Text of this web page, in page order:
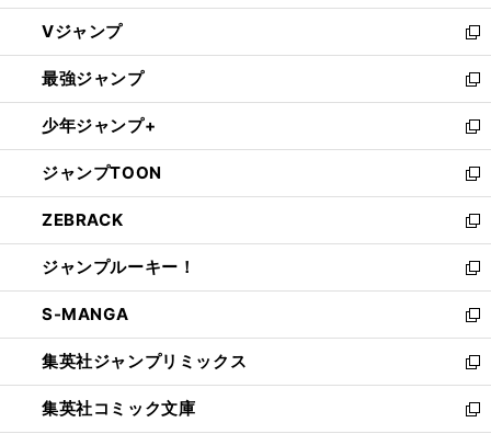
ウ
ィ
ン
ド
ウ
で
開
く
し
い
ウ
ィ
ン
ド
ウ
で
開
く
Vジャンプ
新
し
い
ウ
ィ
ン
ド
ウ
で
開
く
最強ジャンプ
新
し
い
ウ
ィ
ン
ド
ウ
で
開
く
少年ジャンプ+
新
し
い
ウ
ィ
ン
ド
ウ
で
開
く
ジャンプTOON
新
し
い
ウ
ィ
ン
ド
ウ
で
開
く
ZEBRACK
新
し
い
ウ
ィ
ン
ド
ウ
で
ジャンプルーキー！
新
し
い
ウ
ィ
ン
ド
S-MANGA
新
し
い
ウ
ィ
集英社ジャンプリミックス
新
し
い
集英社コミック文庫
新